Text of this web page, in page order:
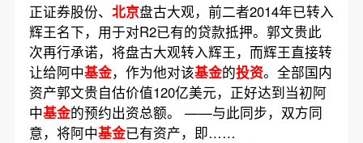
正证券股份、 北京盘古大观，前二者2014年已转入
辉王名下，用于对R2已有的贷款抵押。郭文贵此
次再行承诺，将盘古大观转入辉王，而辉王直接转
让给阿中基金，作为他对该基金的投资。全部国内
资产郭文贵自估价值120亿美元，正好达到当初阿
中基金的预约出资总额。 ——与此同步，双方同
意，将阿中基金已有资产，即……